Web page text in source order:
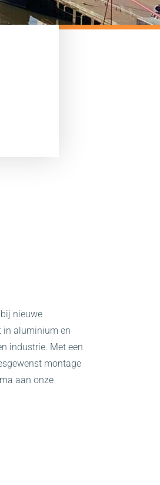
nieuwe
in aluminium en
industrie. Met een
montage
aan onze